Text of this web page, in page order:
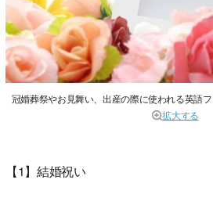
冠婚葬祭やお見舞い、出産の際に使われる英語
拡大する
【1】結婚祝い